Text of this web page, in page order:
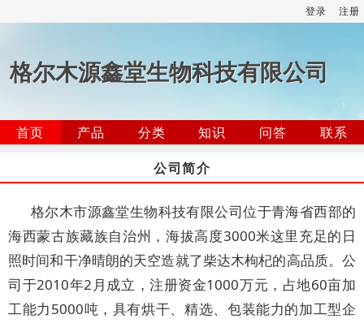
登录 注册
格尔木源鑫堂生物科技有限公司
首页 产品 分类 知识 问答
联系
公司简介
格尔木市源鑫堂生物科技有限公司位于青海省西部的
海西蒙古族藏族自治州，海拔高度3000米这里充足的日
照时间和干净晴朗的天空造就了柴达木枸杞的高品质。公
司于2010年2月成立，注册资金1000万元，占地60亩加
工能力5000吨，具有烘干、精选、包装能力的加工型企